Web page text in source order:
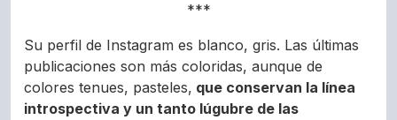
***
Su perfil de Instagram es blanco, gris. Las últimas
publicaciones son más coloridas, aunque de
colores tenues, pasteles, que conservan la línea
introspectiva y un tanto lúgubre de las